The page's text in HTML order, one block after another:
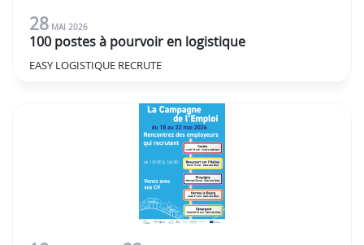
28 MAI 2026
100 postes à pourvoir en logistique
EASY LOGISTIQUE RECRUTE